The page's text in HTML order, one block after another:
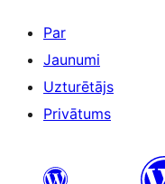
Par
Jaunumi
Uzturētājs
Privātums